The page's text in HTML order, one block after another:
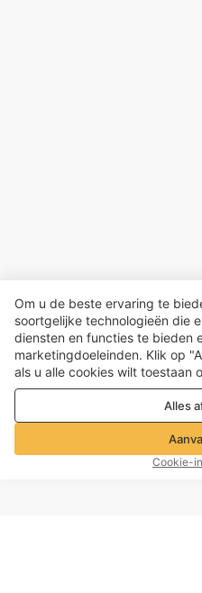
Om u de beste ervaring te
soortgelijke technologieën die
diensten en functies te bieden
marketingdoeleinden. Klik op
als u alle cookies wilt toestaan
prestatie-, analyse- en
Privacy- en Alles
Cookie-